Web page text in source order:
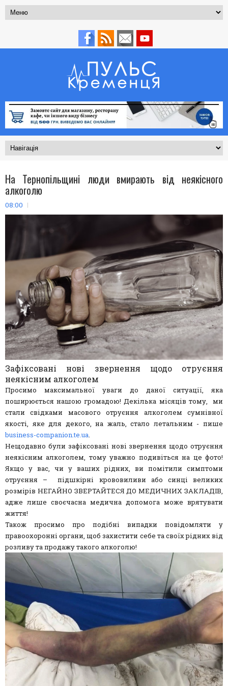
На Тернопільщині люди вмирають від неякісного
алкоголю
08:00
Зафіксовані нові звернення щодо отруєння
неякісним алкоголем
Просимо максимальної уваги до даної ситуації, яка
поширюється нашою громадою! Декілька місяців тому, ми
стали свідками масового отруєння алкоголем сумнівної
якості, яке для декого, на жаль, стало летальним - пише
business-companion.te.ua.
Нещодавно були зафіксовані нові звернення щодо отруєння
неякісним алкоголем, тому уважно подивіться на це фото!
Якщо у вас, чи у ваших рідних, ви помітили симптоми
отруєння – підшкірні крововиливи або синці великих
розмірів НЕГАЙНО ЗВЕРТАЙТЕСЯ ДО МЕДИЧНИХ ЗАКЛАДІВ,
адже лише своєчасна медична допомога може врятувати
життя!
Також просимо про подібні випадки повідомляти у
правоохоронні органи, щоб захистити себе та своїх рідних від
розливу та продажу такого алкоголю!